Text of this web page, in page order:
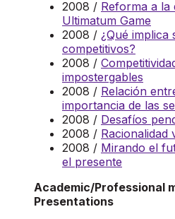
2008 / Reforma a la
Ultimatum Game
2008 / ¿Qué implica
competitivos?
2008 /
impostergables
2008 / Relación
importancia de las
2008 / Desafíos
2008 / Racionalidad
2008 / Mirando el
el presente
Academic/Professional
Presentations